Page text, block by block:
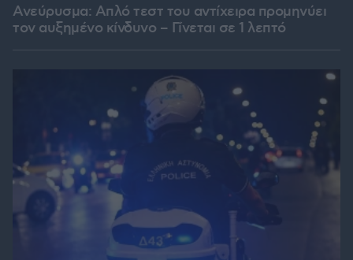
Ανεύρυσμα: Απλό τεστ του αντίχειρα προμηνύει
τον αυξημένο κίνδυνο – Γίνεται σε 1 λεπτό